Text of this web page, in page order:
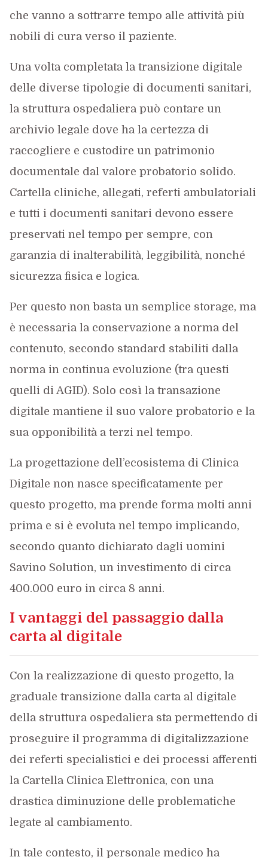
che vanno a sottrarre tempo alle attività più
nobili di cura verso il paziente.
Una volta completata la transizione digitale
delle diverse tipologie di documenti sanitari,
la struttura ospedaliera può contare un
archivio legale dove ha la certezza di
raccogliere e custodire un patrimonio
documentale dal valore probatorio solido.
Cartella cliniche, allegati, referti ambulatoriali
e tutti i documenti sanitari devono essere
preservati nel tempo per sempre, con
garanzia di inalterabilità, leggibilità, nonché
sicurezza fisica e logica.
Per questo non basta un semplice storage, ma
è necessaria la conservazione a norma del
contenuto, secondo standard stabiliti dalla
norma in continua evoluzione (tra questi
quelli di AGID). Solo così la transazione
digitale mantiene il suo valore probatorio e la
sua opponibilità a terzi nel tempo.
La progettazione dell’ecosistema di Clinica
Digitale non nasce specificatamente per
questo progetto, ma prende forma molti anni
prima e si è evoluta nel tempo implicando,
secondo quanto dichiarato dagli uomini
Savino Solution, un investimento di circa
400.000 euro in circa 8 anni.
I vantaggi del passaggio dalla
carta al digitale
Con la realizzazione di questo progetto, la
graduale transizione dalla carta al digitale
della struttura ospedaliera sta permettendo di
proseguire il programma di digitalizzazione
dei referti specialistici e dei processi afferenti
la Cartella Clinica Elettronica, con una
drastica diminuzione delle problematiche
legate al cambiamento.
In tale contesto, il personale medico ha